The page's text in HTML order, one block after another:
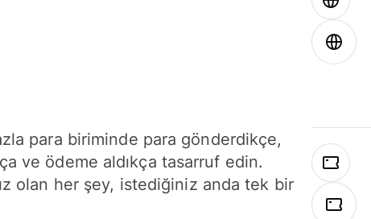
para biriminde para gönderdikçe,
ve ödeme aldıkça tasarruf edin.
olan her şey, istediğiniz anda tek bir